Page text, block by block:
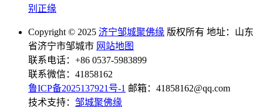
别正缘
Copyright © 2025 济宁邹城聚佛缘 版权所有 地址：山东
省济宁市邹城市 网站地图
联系电话：+86 0537-5983899
联系微信：41858162
鲁ICP备2025137921号-1 邮箱：41858162@qq.com
技术支持： 邹城聚佛缘